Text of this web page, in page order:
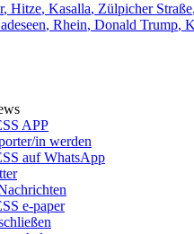
Hitze Kasalla Zülpicher Straße
Rhein Donald Trump
APP
in werden
auf WhatsApp
e-paper